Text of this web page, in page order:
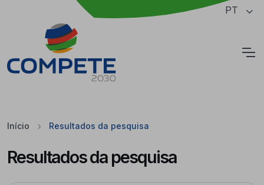
Saltar para o conteúdo principal da página PT
Início Resultados da pesquisa
Resultados da pesquisa